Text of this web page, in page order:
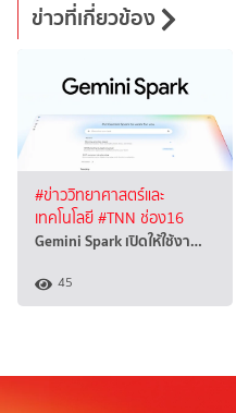
ข่าวที่เกี่ยวข้อง
#ข่าววิทยาศาสตร์และ
เทคโนโลยี#TNN ช่อง16
Gemini Spark เปิดให้ใช้งา…
45